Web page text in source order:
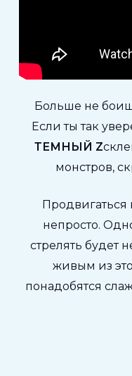
Больше не
Если ты так
ТЕМНЫЙ Z
монстров,
Продвигаться
непросто.
стрелять будет
живым из
понадобятся